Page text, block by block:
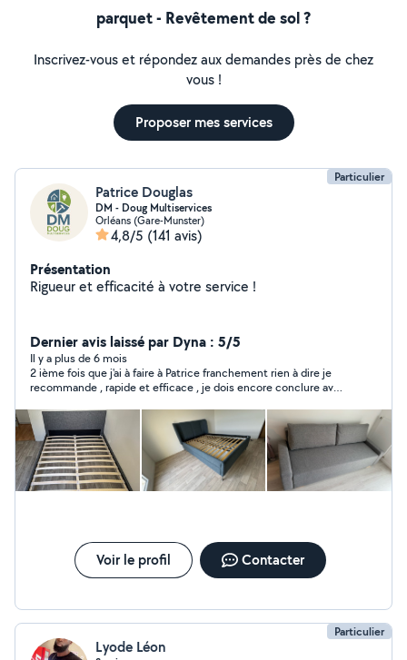
parquet - Revêtement de sol ?
Inscrivez-vous et répondez aux demandes près de chez
vous !
Proposer mes services
Particulier
Patrice Douglas
DM - Doug Multiservices
Orléans (Gare-Munster)
4,8/5 (141 avis)
Présentation
Rigueur et efficacité à votre service !
Dernier avis laissé par Dyna : 5/5
Il y a plus de 6 mois
2 ième fois que j'ai à faire à Patrice franchement rien à dire je
recommande , rapide et efficace , je dois encore conclure avec
Voir le profil Contacter
Particulier
Lyode Léon